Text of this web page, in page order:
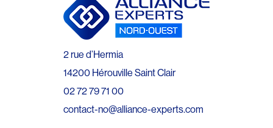
2 rue d’Hermia
14200 Hérouville Saint Clair
02 72 79 71 00
contact-no@alliance-experts.com